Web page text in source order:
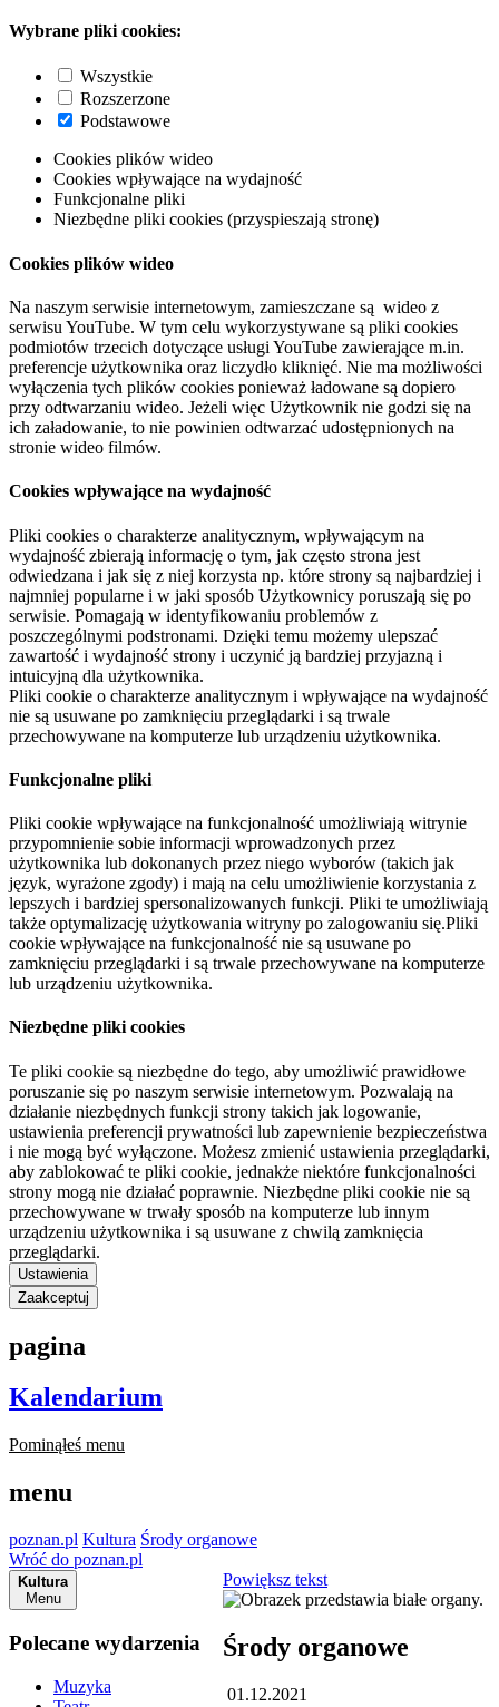
Wybrane pliki cookies:
Wszystkie
Rozszerzone
Podstawowe
Cookies plików wideo
Cookies wpływające na wydajność
Funkcjonalne pliki
Niezbędne pliki cookies (przyspieszają stronę)
Cookies plików wideo
Na naszym serwisie internetowym, zamieszczane są wideo z
serwisu YouTube. W tym celu wykorzystywane są pliki cookies
podmiotów trzecich dotyczące usługi YouTube zawierające m.in.
preferencje użytkownika oraz liczydło kliknięć. Nie ma możliwości
wyłączenia tych plików cookies ponieważ ładowane są dopiero
przy odtwarzaniu wideo. Jeżeli więc Użytkownik nie godzi się na
ich załadowanie, to nie powinien odtwarzać udostępnionych na
stronie wideo filmów.
Cookies wpływające na wydajność
Pliki cookies o charakterze analitycznym, wpływającym na
wydajność zbierają informację o tym, jak często strona jest
odwiedzana i jak się z niej korzysta np. które strony są najbardziej i
najmniej popularne i w jaki sposób Użytkownicy poruszają się po
serwisie. Pomagają w identyfikowaniu problemów z
poszczególnymi podstronami. Dzięki temu możemy ulepszać
zawartość i wydajność strony i uczynić ją bardziej przyjazną i
intuicyjną dla użytkownika.
Pliki cookie o charakterze analitycznym i wpływające na wydajność
nie są usuwane po zamknięciu przeglądarki i są trwale
przechowywane na komputerze lub urządzeniu użytkownika.
Funkcjonalne pliki
Pliki cookie wpływające na funkcjonalność umożliwiają witrynie
przypomnienie sobie informacji wprowadzonych przez
użytkownika lub dokonanych przez niego wyborów (takich jak
język, wyrażone zgody) i mają na celu umożliwienie korzystania z
lepszych i bardziej spersonalizowanych funkcji. Pliki te umożliwiają
także optymalizację użytkowania witryny po zalogowaniu się.Pliki
cookie wpływające na funkcjonalność nie są usuwane po
zamknięciu przeglądarki i są trwale przechowywane na komputerze
lub urządzeniu użytkownika.
Niezbędne pliki cookies
Te pliki cookie są niezbędne do tego, aby umożliwić prawidłowe
poruszanie się po naszym serwisie internetowym. Pozwalają na
działanie niezbędnych funkcji strony takich jak logowanie,
ustawienia preferencji prywatności lub zapewnienie bezpieczeństwa
i nie mogą być wyłączone. Możesz zmienić ustawienia przeglądarki,
aby zablokować te pliki cookie, jednakże niektóre funkcjonalności
strony mogą nie działać poprawnie. Niezbędne pliki cookie nie są
przechowywane w trwały sposób na komputerze lub innym
urządzeniu użytkownika i są usuwane z chwilą zamknięcia
przeglądarki.
Ustawienia
Zaakceptuj
pagina
Kalendarium
Pominąłeś menu
menu
poznan.pl Kultura Środy organowe
Wróć do poznan.pl
Kultura
Menu
Polecane wydarzenia
Muzyka
Powiększ tekst
Środy organowe
01.12.2021